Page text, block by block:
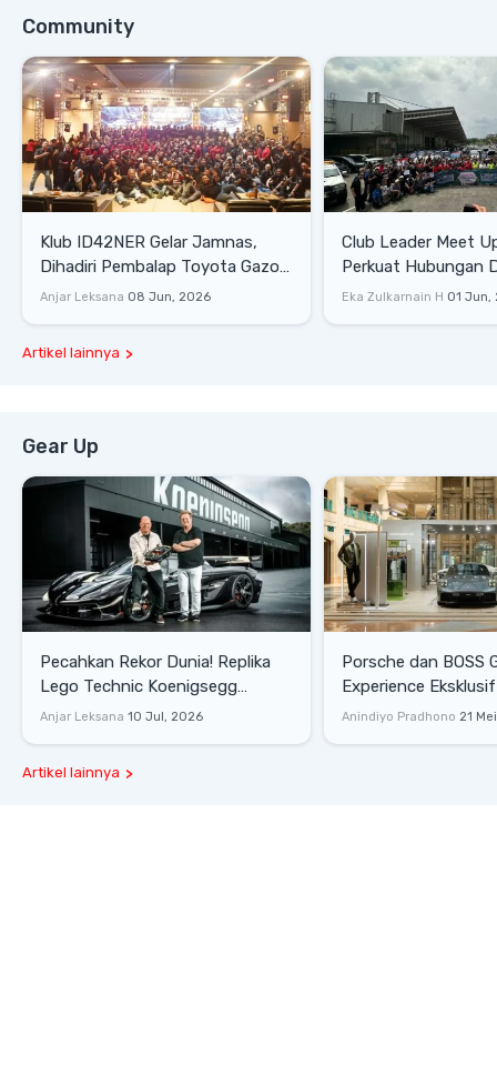
Community
Klub ID42NER Gelar Jamnas,
Dihadiri Pembalap Toyota Gazoo
Racing
Anjar Leksana 08 Jun, 2026
Club Leader Meet
Perkuat Hubungan
Dengan Komunitas
Eka Zulkarnain H 01 Jun,
Artikel lainnya
Gear Up
Pecahkan Rekor Dunia! Replika
Lego Technic Koenigsegg
Sadair's Spear Ukuran Asli Sukses
Anjar Leksana 10 Jul, 2026
Porsche dan BOSS
Experience
Senayan, Hadirkan
Anindiyo Pradhono 21
Artikel lainnya